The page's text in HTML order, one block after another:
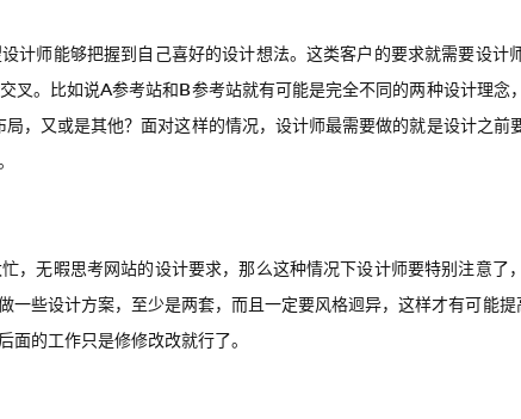
计师能够把握到自己喜好的设计想法。这类客户的要求就需要设计
叉。比如说A参考站和B参考站就有可能是完全不同的两种设计理念
，又或是其他？面对这样的情况，设计师最需要做的就是设计之前
，无暇思考网站的设计要求，那么这种情况下设计师要特别注意了
些设计方案，至少是两套，而且一定要风格迥异，这样才有可能提
面的工作只是修修改改就行了。